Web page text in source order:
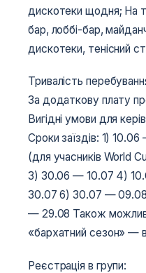
дискотеки щодня; На
бар, лоббі-бар,
дискотеки, тенісний
Тривалість
За додаткову плату
Вигідні умови для
Сроки заїздів: 1)
(для учасників World
3) 30.06 — 10.07 4)
30.07 6) 30.07 — 09.08
— 29.08 Також
«бархатний сезон» —
Реєстрація в групи: